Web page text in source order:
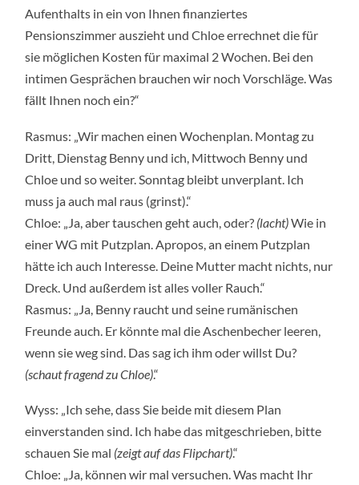
Aufenthalts in ein von Ihnen finanziertes
Pensionszimmer auszieht und Chloe errechnet die für
sie möglichen Kosten für maximal 2 Wochen. Bei den
intimen Gesprächen brauchen wir noch Vorschläge. Was
fällt Ihnen noch ein?“
Rasmus: „Wir machen einen Wochenplan. Montag zu
Dritt, Dienstag Benny und ich, Mittwoch Benny und
Chloe und so weiter. Sonntag bleibt unverplant. Ich
muss ja auch mal raus (grinst).“
Chloe: „Ja, aber tauschen geht auch, oder? (lacht)Wie in
einer WG mit Putzplan. Apropos, an einem Putzplan
hätte ich auch Interesse. Deine Mutter macht nichts, nur
Dreck. Und außerdem ist alles voller Rauch.“
Rasmus: „Ja, Benny raucht und seine rumänischen
Freunde auch. Er könnte mal die Aschenbecher leeren,
wenn sie weg sind. Das sag ich ihm oder willst Du?
(schaut fragend zu Chloe).“
Wyss: „Ich sehe, dass Sie beide mit diesem Plan
einverstanden sind. Ich habe das mitgeschrieben, bitte
schauen Sie mal (zeigt auf das Flipchart).“
Chloe: „Ja, können wir mal versuchen. Was macht Ihr